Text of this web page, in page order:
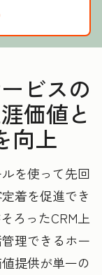
ビスの
価値と
向上
を使って先回
着を促進でき
ろったCRM上
理できるホー
提供が単一の